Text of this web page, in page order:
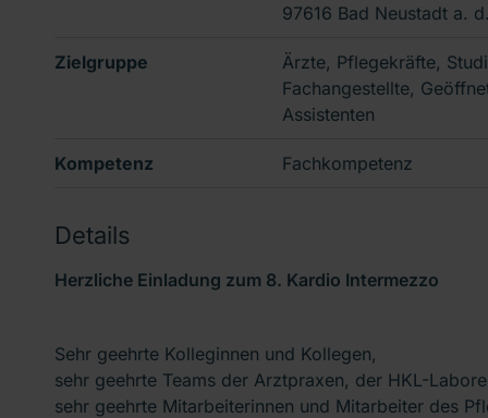
97616 Bad Neustadt a.
Zielgruppe
Ärzte, Pflegekräfte,
Fachangestellte,
Assistenten
Kompetenz Fachkompetenz
Details
Herzliche Einladung zum 8. Kardio Intermezzo
Sehr geehrte Kolleginnen und Kollegen,
sehr geehrte Teams der Arztpraxen, der HKL-
sehr geehrte Mitarbeiterinnen und Mitarbeiter des